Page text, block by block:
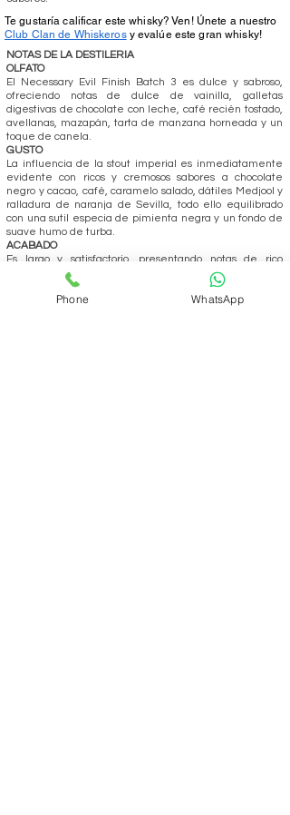
Te gustaría calificar este whisky? Ven! Únete a nuestro
Club Clan de Whiskerosy evalúe este gran whisky!
NOTAS DE LA DESTILERIA
OLFATO
El Necessary Evil Finish Batch 3 es dulce y sabroso,
ofreciendo notas de dulce de vainilla, galletas
digestivas de chocolate con leche, café recién tostado,
avellanas, mazapán, tarta de manzana horneada y un
toque de canela.
GUSTO
La influencia de la stout imperial es inmediatamente
evidente con ricos y cremosos sabores a chocolate
negro y cacao, café, caramelo salado, dátiles Medjool y
ralladura de naranja de Sevilla, todo ello equilibrado
con una sutil especia de pimienta negra y un fondo de
suave humo de turba.
ACABADO
Es largo y satisfactorio, presentando notas de rico
chocolate negro, un matiz mentolado (como mentas de
chocolate), malta tostada y una persistente y elegante
capa de humo de ceniza seca.
Phone WhatsApp